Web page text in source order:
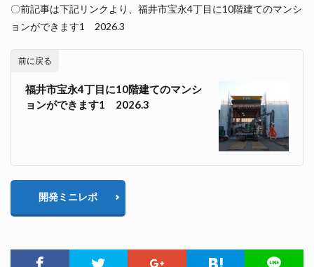
〇前記事は下記リンクより、福井市宝永4丁目に10階建てのマンシ
ョンができます1 2026.3
前に戻る
福井市宝永4丁目に10階建てのマンシ
ョンができます1 2026.3
開発ミニレポ